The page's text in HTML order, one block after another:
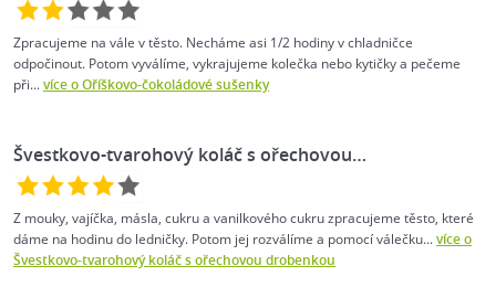
Zpracujeme na vále v těsto. Necháme asi 1/2 hodiny v chladničce
odpočinout. Potom vyválíme, vykrajujeme kolečka nebo kytičky a pečeme
při...více o Oříškovo-čokoládové sušenky
Švestkovo-tvarohový koláč s ořechovou…
Z mouky, vajíčka, másla, cukru a vanilkového cukru zpracujeme těsto, které
dáme na hodinu do ledničky. Potom jej rozválíme a pomocí válečku...více o
Švestkovo-tvarohový koláč s ořechovou drobenkou